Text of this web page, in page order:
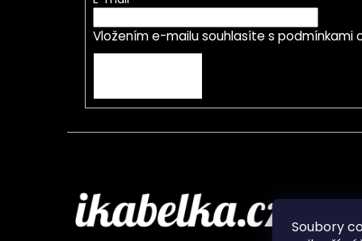
Soubory
Vložením e-mailu souhlasíte s podmínkami